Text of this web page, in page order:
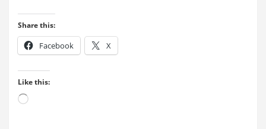
Share this:
Facebook X
Like this:
Loading…